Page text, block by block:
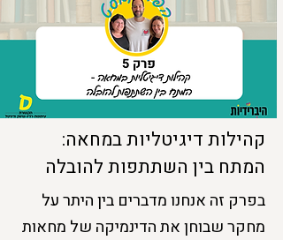
קהילות דיגיטליות במחאה:
המתח בין השתתפות להובלה
בפרק זה אנחנו מדברים בין היתר על
מחקר שבוחן את הדינמיקה של מחאות